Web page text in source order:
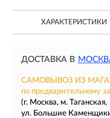
ХАРАКТЕРИСТИКИ
ДОСТАВКА В
САМОВЫВОЗ ИЗ
по предварительному
(г. Москва, м. Таганская,
ул. Большие